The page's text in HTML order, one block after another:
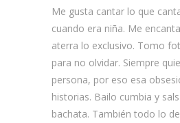
Me gusta cantar lo que
cuando era niña. Me
aterra lo exclusivo. Tomo
para no olvidar. Siempre
persona, por eso esa
historias. Bailo cumbia y
bachata. También todo lo